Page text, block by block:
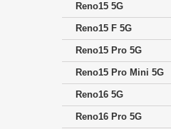
Reno15 5G
Reno15 F 5G
Reno15 Pro 5G
Reno15 Pro Mini 5G
Reno16 5G
Reno16 Pro 5G